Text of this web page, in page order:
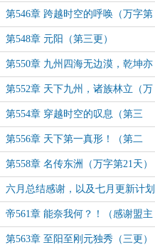
第546章 跨越时空的呼唤（万字第
17天）
第548章 元阳（第三更）
第550章 九州四海无边漠，乾坤亦
作乾十四！（感谢盟主不解释的才叫
从容）
第552章 天下九州，诸族林立（万
字第19天）
第554章 穿越时空的叹息（第三
更）
第556章 天下第一真形！（第二
更）
第558章 名传东洲（万字第21天）
六月总结感谢，以及七月更新计划
帝561章 能奈我何？！（感谢盟主
王权丿霸业）
第563章 至阳至刚元独秀（三更）